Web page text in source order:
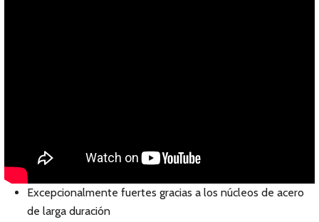
Excepcionalmente fuertes gracias a los núcleos de acero
de larga duración